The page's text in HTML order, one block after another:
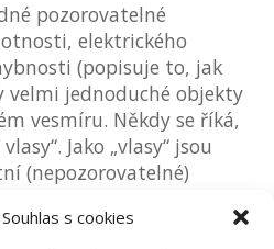
s cookies
pozorovatelné
elektrického
(popisuje to, jak
velmi jednoduché objekty
vesmíru. Někdy se říká,
Jako „vlasy“ jsou
(nepozorovatelné)